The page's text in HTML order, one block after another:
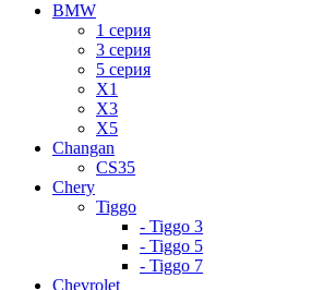
BMW
1 серия
3 серия
5 серия
X1
X3
X5
Changan
CS35
Chery
Tiggo
- Tiggo 3
- Tiggo 5
- Tiggo 7
Chevrolet